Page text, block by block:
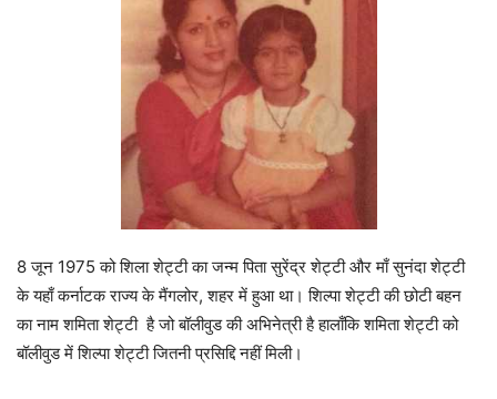
8 जून 1975 को शिला शेट्टी का जन्म पिता सुरेंद्र शेट्टी और माँ सुनंदा शेट्टी
के यहाँ कर्नाटक राज्य के मैंगलोर, शहर में हुआ था। शिल्पा शेट्टी की छोटी बहन
का नाम शमिता शेट्टी है जो बॉलीवुड की अभिनेत्री है हालाँकि शमिता शेट्टी को
बॉलीवुड में शिल्पा शेट्टी जितनी प्रसिद्दि नहीं मिली।